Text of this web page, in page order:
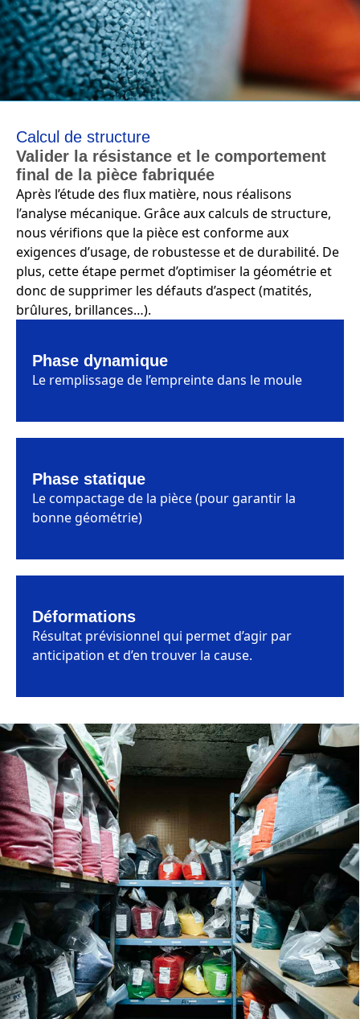
Calcul de structure
Valider la résistance et le comportement
final de la pièce fabriquée
Après l’étude des flux matière, nous réalisons
l’analyse mécanique. Grâce aux calculs de structure,
nous vérifions que la pièce est conforme aux
exigences d’usage, de robustesse et de durabilité. De
plus, cette étape permet d’optimiser la géométrie et
donc de supprimer les défauts d’aspect (matités,
brûlures, brillances…).
Phase dynamique
Le remplissage de l’empreinte dans le moule
Phase statique
Le compactage de la pièce (pour garantir la
bonne géométrie)
Déformations
Résultat prévisionnel qui permet d’agir par
anticipation et d’en trouver la cause.